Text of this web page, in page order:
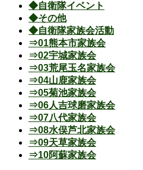
◆自衛隊イベント
◆その他
◆自衛隊家族会活動
⇒01熊本市家族会
⇒02宇城家族会
⇒03荒尾玉名家族会
⇒04山鹿家族会
⇒05菊池家族会
⇒06人吉球磨家族会
⇒07八代家族会
⇒08水俣芦北家族会
⇒09天草家族会
⇒10阿蘇家族会